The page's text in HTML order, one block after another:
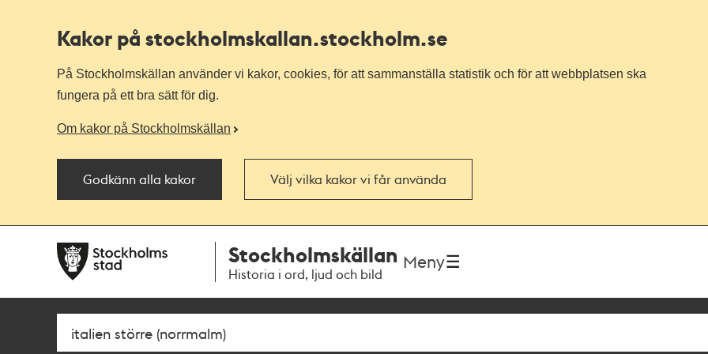
Kakor på stockholmskallan.stockholm.se
På Stockholmskällan använder vi kakor, cookies, för att sammanställa statistik och för att webbplatsen ska
fungera på ett bra sätt för dig.
Om kakor på Stockholmskällan
Godkänn alla kakor Välj vilka kakor vi får använda
navigationen
huvudinnehållet
Stockholmskällan
Historia i ord, ljud och bild
Meny
Sök